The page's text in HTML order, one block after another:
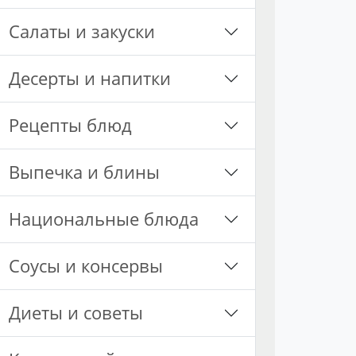
Салаты и закуски
Десерты и напитки
Рецепты блюд
Выпечка и блины
Национальные блюда
Соусы и консервы
Диеты и советы